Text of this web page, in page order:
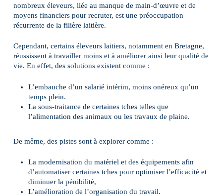
nombreux éleveurs, liée au manque de main-d’œuvre et de
moyens financiers pour recruter, est une préoccupation
récurrente de la filière laitière.
Cependant, certains éleveurs laitiers, notamment en Bretagne,
réussissent à travailler moins et à améliorer ainsi leur qualité de
vie. En effet, des solutions existent comme :
L’embauche d’un salarié intérim, moins onéreux qu’un
temps plein.
La sous-traitance de certaines tches telles que
l’alimentation des animaux ou les travaux de plaine.
De même, des pistes sont à explorer comme :
La modernisation du matériel et des équipements afin
d’automatiser certaines tches pour optimiser l’efficacité et
diminuer la pénibilité,
L’amélioration de l’organisation du travail.